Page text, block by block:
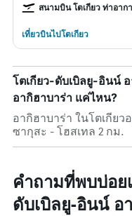
สนามบิน โตเกียว ท่าอา
เที่ยวบินไปโตเกียว
โตเกียว-ดับเบิลยู-อินน์
อากิฮาบาร่า แค่ไหน?
อากิฮาบาร่า ในโตเกียว
ซากุสะ - โฮสเทล 2 กม.
คำถามที่พบบ่อย
ดับเบิลยู-อินน์ อ